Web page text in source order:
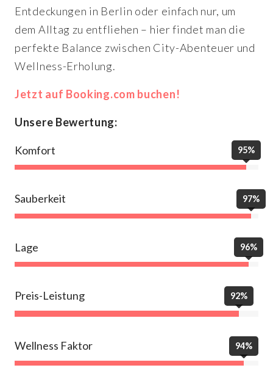
Entdeckungen in Berlin oder einfach nur, um
dem Alltag zu entfliehen – hier findet man die
perfekte Balance zwischen City-Abenteuer und
Wellness-Erholung.
Jetzt auf Booking.com buchen!
Unsere Bewertung:
Komfort 95%
Sauberkeit 97%
Lage 96%
Preis-Leistung 92%
Wellness Faktor 94%